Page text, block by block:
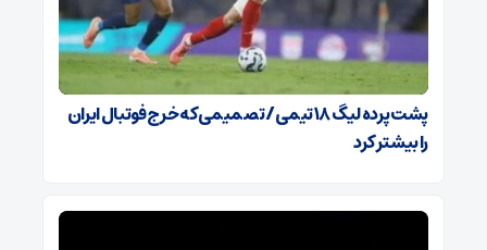
پشت پرده لیگ ۱۸ تیمی / تصمیمی که خرج فوتبال ایران
را بیشتر کرد